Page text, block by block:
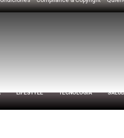
LIFESTYLE TECNOLOGÍA SALUD